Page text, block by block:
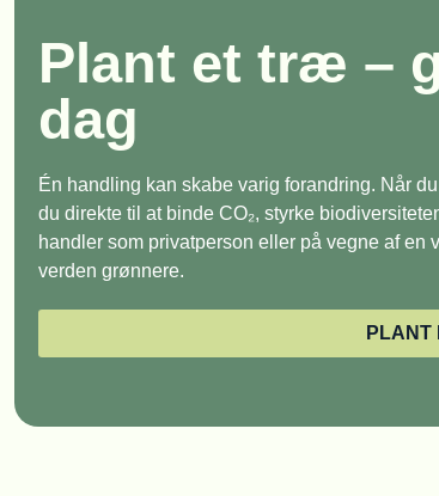
Plant et træ –
dag
Én handling kan skabe varig forandring. Når
du direkte til at binde CO₂, styrke
handler som privatperson eller på vegne af en
verden grønnere.